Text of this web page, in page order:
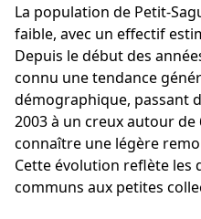
La population de Petit-
faible, avec un effectif
Depuis le début des
connu une tendance
démographique, passant
2003 à un creux autour de
connaître une légère
Cette évolution reflète les
communs aux petites